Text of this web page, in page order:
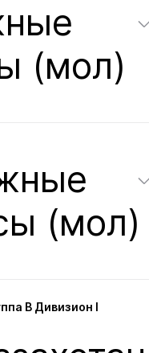
(мол)
(мол)
B Дивизион I